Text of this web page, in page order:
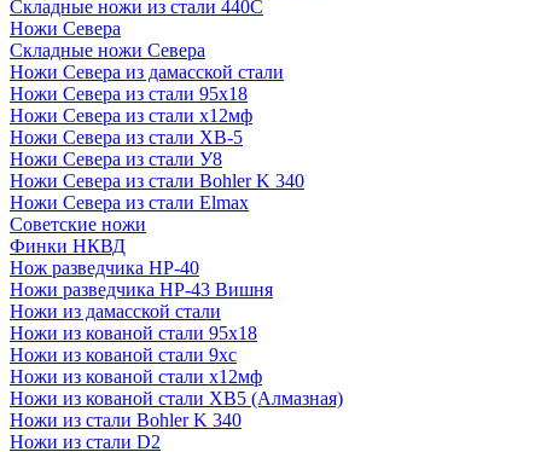
Складные ножи из стали 440С
Ножи Севера
Складные ножи Севера
Ножи Севера из дамасской стали
Ножи Севера из стали 95х18
Ножи Севера из стали х12мф
Ножи Севера из стали ХВ-5
Ножи Севера из стали У8
Ножи Севера из стали Bohler K 340
Ножи Севера из стали Elmax
Советские ножи
Финки НКВД
Нож разведчика НР-40
Ножи разведчика НР-43 Вишня
Ножи из дамасской стали
Ножи из кованой стали 95х18
Ножи из кованой стали 9хс
Ножи из кованой стали х12мф
Ножи из кованой стали ХВ5 (Алмазная)
Ножи из стали Bohler K 340
Ножи из стали D2